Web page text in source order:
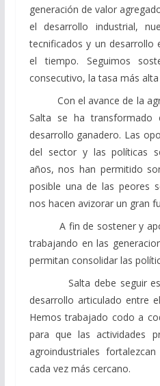
generación de valor
el desarrollo industrial,
tecnificados y un desarrollo
el tiempo. Seguimos
consecutivo, la tasa más
Con el avance de la
Salta se ha
desarrollo ganadero. Las
del sector y las políticas
años, nos han permitido
posible una de las peores
nos hacen avizorar un gran
A fin de sostener y
trabajando en las
permitan consolidar las
Salta debe seguir
desarrollo articulado entre
Hemos trabajado codo a
para que las actividades
agroindustriales
cada vez más cercano.